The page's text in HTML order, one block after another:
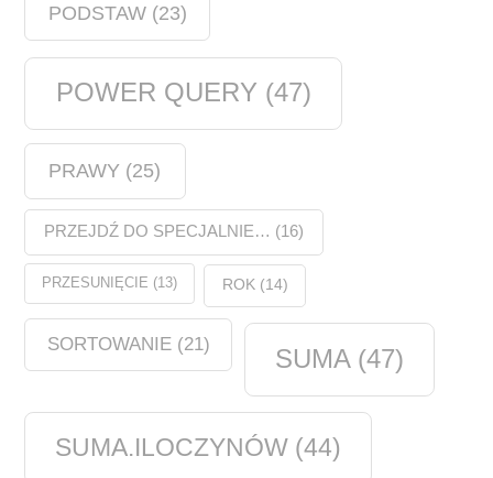
PODSTAW(23)
POWER QUERY (47)
PRAWY (25)
PRZEJDŹ DO SPECJALNIE… (16)
PRZESUNIĘCIE (13) ROK(14)
SORTOWANIE(21) SUMA(47)
SUMA.ILOCZYNÓW (44)